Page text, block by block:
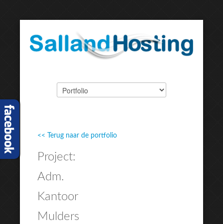
EXPOSE FRAMEWORK FOR JOOMLA 2.5 AND 3.0+
<< Terug naar de portfolio
Project:
Adm.
Kantoor
Mulders